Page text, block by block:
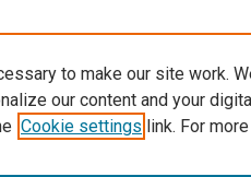
to make our site work.
our content and your
Cookie settings link. For